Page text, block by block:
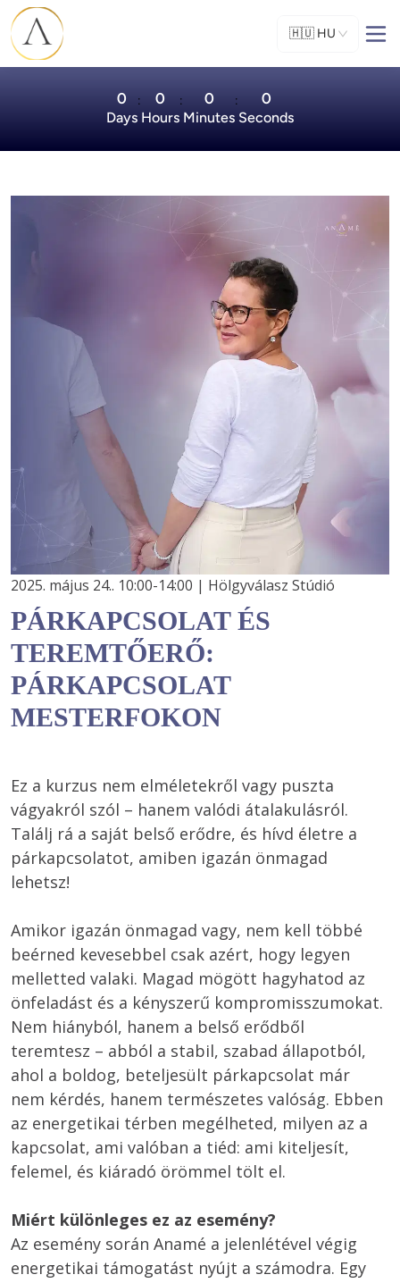
🇭🇺 HU
0
Days
: 0
Hours
: 0
Minutes
: 0
Seconds
2025. május 24.. 10:00-14:00 | Hölgyválasz Stúdió
PÁRKAPCSOLAT ÉS
TEREMTŐERŐ:
PÁRKAPCSOLAT
MESTERFOKON
Ez a kurzus nem elméletekről vagy puszta
vágyakról szól – hanem valódi átalakulásról.
Találj rá a saját belső erődre, és hívd életre a
párkapcsolatot, amiben igazán önmagad
lehetsz!
Amikor igazán önmagad vagy, nem kell többé
beérned kevesebbel csak azért, hogy legyen
melletted valaki. Magad mögött hagyhatod az
önfeladást és a kényszerű kompromisszumokat.
Nem hiányból, hanem a belső erődből
teremtesz – abból a stabil, szabad állapotból,
ahol a boldog, beteljesült párkapcsolat már
nem kérdés, hanem természetes valóság. Ebben
az energetikai térben megélheted, milyen az a
kapcsolat, ami valóban a tiéd: ami kiteljesít,
felemel, és kiáradó örömmel tölt el.
Miért különleges ez az esemény?
Az esemény során Anamé a jelenlétével végig
energetikai támogatást nyújt a számodra. Egy